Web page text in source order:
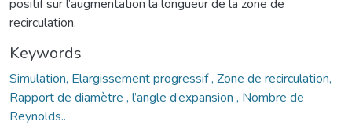
positif sur l’augmentation la longueur de la zone de
recirculation.
Keywords
Simulation, Elargissement progressif , Zone de recirculation,
Rapport de diamètre , l’angle d’expansion , Nombre de
Reynolds..